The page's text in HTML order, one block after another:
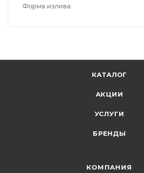
Форма излива
КАТАЛОГ
АКЦИИ
УСЛУГИ
БРЕНДЫ
КОМПАНИЯ